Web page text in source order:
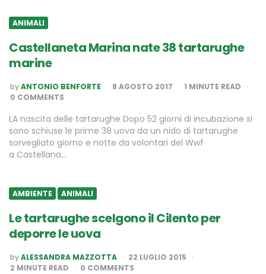
ANIMALI
Castellaneta Marina nate 38 tartarughe
marine
POSTED
BY
byANTONIO BENFORTE 8 AGOSTO 2017 1 MINUTE READ
0 COMMENTS
LA nascita delle tartarughe Dopo 52 giorni di incubazione si
sono schiuse le prime 38 uova da un nido di tartarughe
sorvegliato giorno e notte da volontari del Wwf
a Castellana…
AMBIENTE ANIMALI
Le tartarughe scelgono il Cilento per
deporre le uova
POSTED
BY
byALESSANDRA MAZZOTTA
22 LUGLIO 2015
2 MINUTE READ 0 COMMENTS